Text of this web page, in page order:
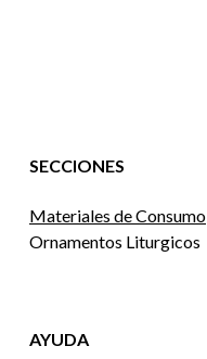
SECCIONES
Materiales de Consumo
Ornamentos Liturgicos
AYUDA